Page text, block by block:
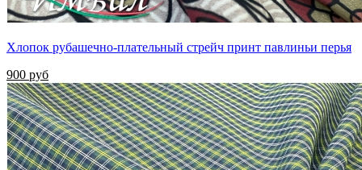
Хлопок рубашечно-плательный стрейч принт павлиньи перья
900 руб